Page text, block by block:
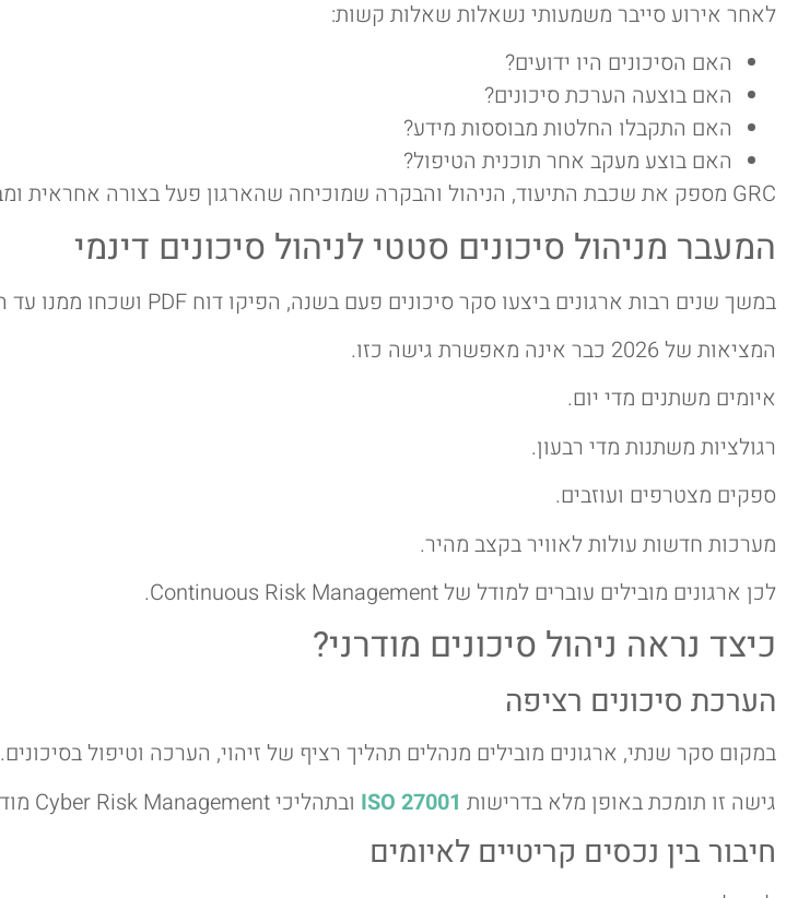
לאחר אירוע סייבר משמעותי נשאלות שאלות קשות:
האם הסיכונים היו ידועים?
האם בוצעה הערכת סיכונים?
האם התקבלו החלטות מבוססות מידע?
האם בוצע מעקב אחר תוכנית הטיפול?
GRC מספק את שכבת התיעוד, הניהול והבקרה שמוכיחה שהארגון פעל בצורה אחראית ומבוקרת.
המעבר מניהול סיכונים סטטי לניהול סיכונים דינמי
במשך שנים רבות ארגונים ביצעו סקר סיכונים פעם בשנה, הפיקו דוח PDF ושכחו ממנו עד השנה הבאה.
המציאות של 2026 כבר אינה מאפשרת גישה כזו.
איומים משתנים מדי יום.
רגולציות משתנות מדי רבעון.
ספקים מצטרפים ועוזבים.
מערכות חדשות עולות לאוויר בקצב מהיר.
לכן ארגונים מובילים עוברים למודל של Continuous Risk Management.
כיצד נראה ניהול סיכונים מודרני?
הערכת סיכונים רציפה
במקום סקר שנתי, ארגונים מובילים מנהלים תהליך רציף של זיהוי, הערכה וטיפול בסיכונים.
גישה זו תומכת באופן מלא בדרישות ISO 27001 ובתהליכי Cyber Risk Management מודרניים.
חיבור בין נכסים קריטיים לאיומים